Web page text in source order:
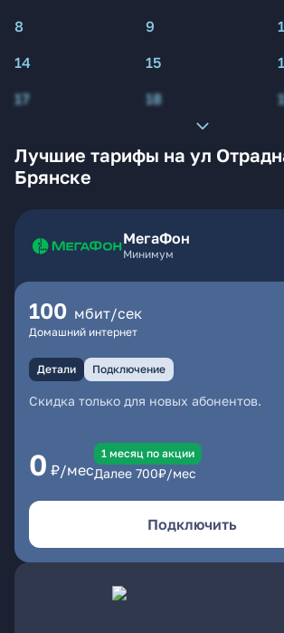
8
9
14
15
17
18
Лучшие тарифы на ул
Брянске
МегаФон
Минимум
100 мбит/сек
Домашний интернет
Детали Подключение
Скидка только для новых абонентов.
0 ₽/мес
1 месяц по акции
Далее 700₽/мес
Подключить